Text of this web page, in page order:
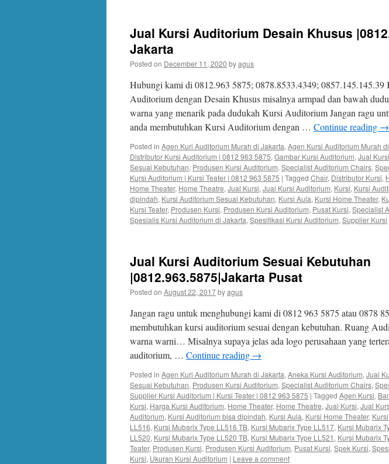
Jual Kursi Auditorium Desain Khusus
Jakarta
Posted on December 11, 2020 byagus
Hubungi kami di 0812.963 5875; 0878.8533.4349; 0857.145.145.39
Auditorium dengan Desain Khusus misalnya armpad dan bawah
warna yang menarik pada dudukah Kursi Auditorium Jangan ragu
anda membutuhkan Kursi Auditorium dengan … Continue reading →
Posted in Agen Kuri Auditorium Murah di Jakarta, Agen Kursi Auditorium Murah
Distributor Kursi Auditorium | 0812 963 5875, Gambar Kursi Auditorium, Jual
Sesuai Kebutuhan, Produsen Kursi Auditorium, Specialist Auditorium Chairs,
Kursi Auditorium | Kursi Teater | 0812 963 5875 | Tagged Chair, Distributor Kursi,
Home Theater, Home Theatre, Jual Kursi, Jual Kursi Auditorium, Kursi, Kursi
dipindah, Kursi Auditorium Sesuai Kebutuhan, Kursi Aula, Kursi Home Theater,
Kursi Teater, Produsen Kursi, Produsen Kursi Auditorium, Pusat Kursi, Specialist
Spesialis Kursi Auditorium di Jakarta, Spesifikasi Kursi Auditorium, Supplier Kursi
Jual Kursi Auditorium Sesuai Kebutuhan
|0812.963.5875|Jakarta Pusat
Posted on August 22, 2017byagus
Jangan ragu untuk menghubungi kami di 0812 963 5875 atau 0878
membutuhkan kursi auditorium sesuai dengan kebutuhan. Ruang
warna warni… Misalnya supaya jelas ada logo perusahaan yang
auditorium, … Continue reading →
Posted in Agen Kuri Auditorium Murah di Jakarta, Aneka Kursi Auditorium, Jual
Sesuai Kebutuhan, Produsen Kursi Auditorium, Specialist Auditorium Chairs,
Supplier Kursi Auditorium | Kursi Teater | 0812 963 5875 | Tagged Agen Kursi,
Kursi, Harga Kursi Auditorium, Home Theater, Home Theatre, Jual Kursi, Jual
Auditorium, Kursi Auditorium bisa dipindah, Kursi Aula, Kursi Home Theater,
LL516, Kursi Mubarix Type LL516 TB, Kursi Mubarix Type LL517, Kursi Mubarix
LL520, Kursi Mubarix Type LL520 TB, Kursi Mubarix Type LL521 , Kursi Mubarix
Teater, Produsen Kursi, Produsen Kursi Auditorium, Pusat Kursi, Spek Kursi,
Kursi, Ukuran Kursi Auditorium | Leave a comment